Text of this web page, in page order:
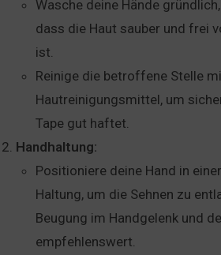
Wasche deine Hände
dass die Haut sauber und frei
ist.
Reinige die betroffene Stelle
Hautreinigungsmittel, um
Tape gut haftet.
Handhaltung:
Positioniere deine Hand in
Haltung, um die Sehnen zu
Beugung im Handgelenk und
empfehlenswert.